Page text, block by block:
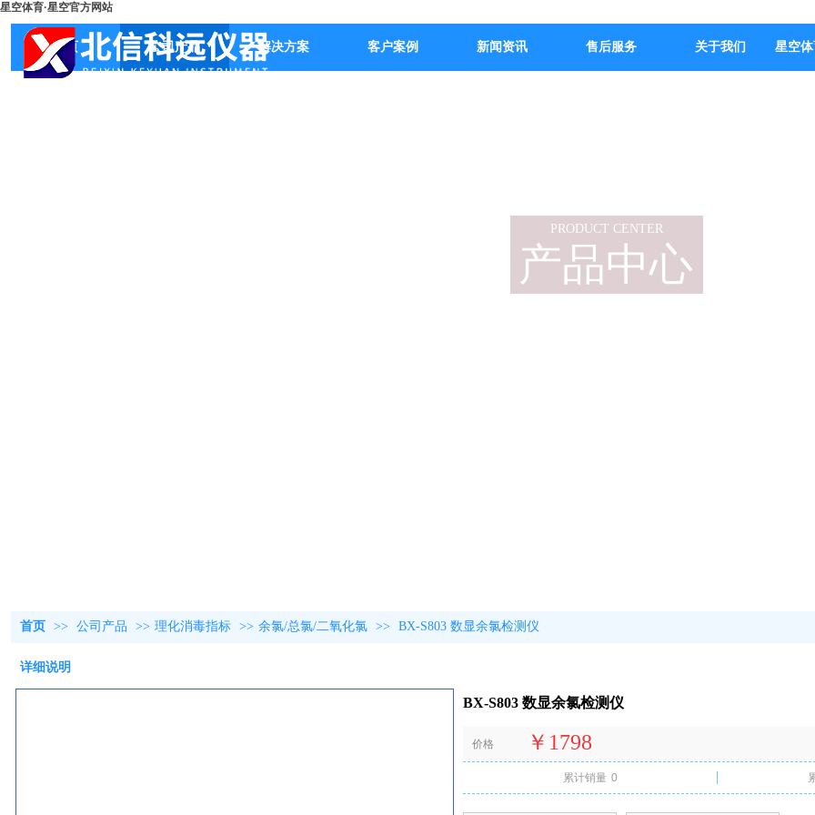
星空体育·星空官方网站
首页 公司产品 解决方案 客户案例 新闻资讯 售后服务 关于我们 星空体
产品中心
PRODUCT CENTER
首页 >> 公司产品 >> 理化消毒指标 >> 余氯/总氯/二氧化氯 >> BX-S803 数显余氯检测仪
详细说明
BX-S803 数显余氯检测仪
价格 ￥1798
累计销量 0